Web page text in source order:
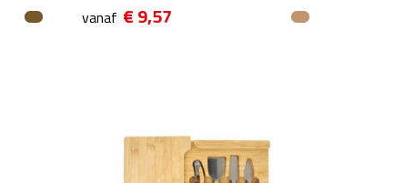
vanaf € 9,57